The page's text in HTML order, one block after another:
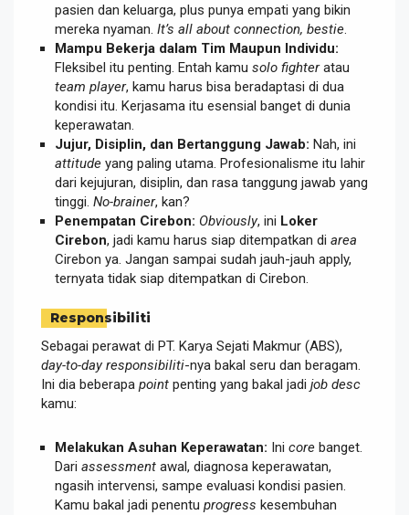
pasien dan keluarga, plus punya empati yang bikin
mereka nyaman. It’s all about connection, bestie
Mampu Bekerja dalam Tim Maupun Individu:
Fleksibel itu penting. Entah kamu solo fighteratau
team player, kamu harus bisa beradaptasi di dua
kondisi itu. Kerjasama itu esensial banget di dunia
keperawatan.
Jujur, Disiplin, dan Bertanggung Jawab: Nah, ini
attitude yang paling utama. Profesionalisme itu lahir
dari kejujuran, disiplin, dan rasa tanggung jawab yang
tinggi. No-brainer, kan?
Penempatan Cirebon: Obviously, ini Loker
Cirebon, jadi kamu harus siap ditempatkan di area
Cirebon ya. Jangan sampai sudah jauh-jauh apply,
ternyata tidak siap ditempatkan di Cirebon.
Responsibiliti
Sebagai perawat di PT. Karya Sejati Makmur (ABS),
day-to-day responsibiliti-nya bakal seru dan beragam.
Ini dia beberapa point penting yang bakal jadi job desc
kamu:
Melakukan Asuhan Keperawatan: Ini core banget.
Dari assessment awal, diagnosa keperawatan,
ngasih intervensi, sampe evaluasi kondisi pasien.
Kamu bakal jadi penentu progress kesembuhan